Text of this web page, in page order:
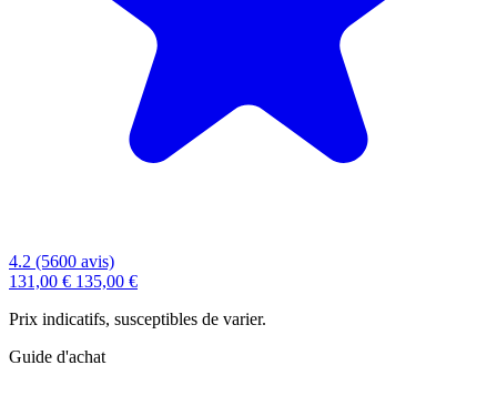
4.2 (5600 avis)
131,00 € 135,00 €
Prix indicatifs, susceptibles de varier.
Guide d'achat